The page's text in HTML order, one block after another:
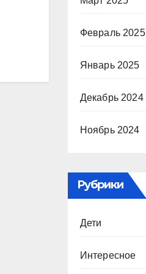
Февраль 2025
Январь 2025
Декабрь 2024
Ноябрь 2024
Рубрики
Дети
Интересное